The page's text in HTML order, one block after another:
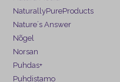
NaturallyPureProducts
Nature´s Answer
Nõgel
Norsan
Puhdas+
Puhdistamo